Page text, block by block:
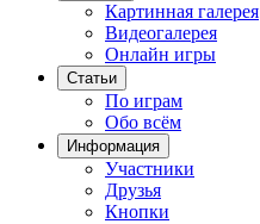
Картинная галерея
Видеогалерея
Онлайн игры
Статьи
По играм
Обо всём
Информация
Участники
Друзья
Кнопки